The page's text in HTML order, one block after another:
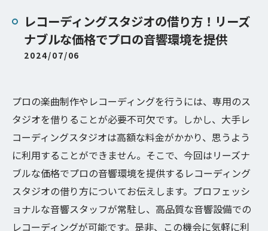
レコーディングスタジオの借り方！リーズ
ナブルな価格でプロの音響環境を提供
2024/07/06
プロの楽曲制作やレコーディングを行うには、専用のス
タジオを借りることが必要不可欠です。しかし、大手レ
コーディングスタジオは高額な料金がかかり、思うよう
に利用することができません。そこで、今回はリーズナ
ブルな価格でプロの音響環境を提供するレコーディング
スタジオの借り方についてお伝えします。プロフェッシ
ョナルな音響スタッフが常駐し、高品質な音響設備での
レコーディングが可能です。是非、この機会に気軽に利